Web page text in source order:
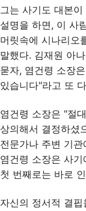
그는 사기도 대본
설명을 하면, 이 사
머릿속에 시나리오
말했다. 김재원 아
묻자, 염건령 소장
있습니다"라고 또
염건령 소장은 "절
상의해서 결정하셨
전문가나 주변 기
염건령 소장은 사
첫 번째로는 바로
자신의 정서적 결